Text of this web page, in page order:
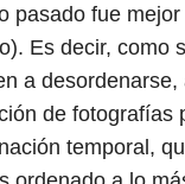
pasado fue
Es decir, como
a desordenarse,
de fotografías
temporal,